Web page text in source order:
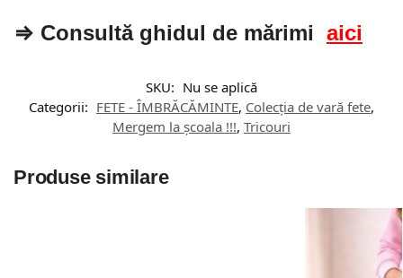
⇒ Consultă ghidul de mărimi aici
SKU: Nu se aplică
Categorii: FETE - ÎMBRĂCĂMINTE, Colecția de vară fete,
Mergem la școala !!!, Tricouri
Produse similare